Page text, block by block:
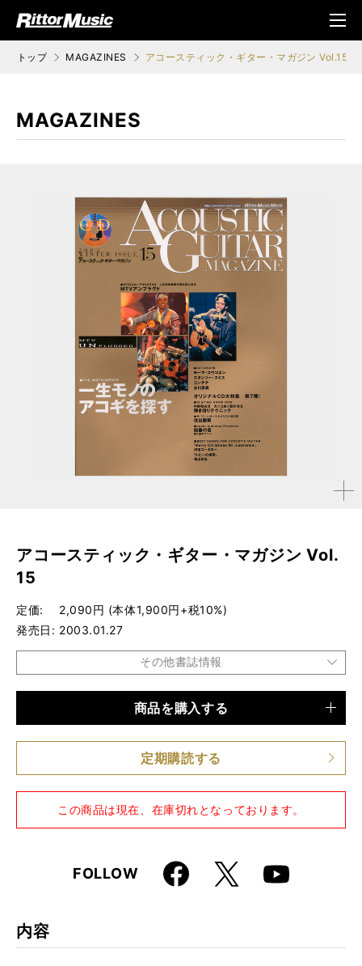
ジック (Rittor Musi
メニ
ュ
トップ MAGAZINES アコースティック・ギター・マガジン Vol.15
MAGAZINES
拡大す
アコースティック・ギター・マガジン Vol.
15
定価
2,090円 (本体1,900円+税10%)
発売日
2003.01.27
その他書誌情報
仕様 A4変形判 / 172ページ / CD付き
商品を購入する
定期購読する
この商品は現在、在庫切れとなっております。
FOLLOWFaceboo
k
X Youtube
内容